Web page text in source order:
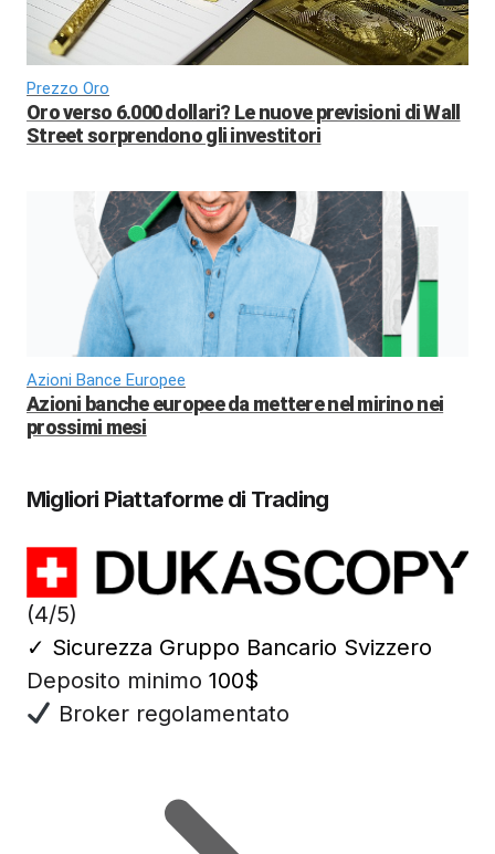
Prezzo Oro
Oro verso 6.000 dollari? Le nuove previsioni di Wall
Street sorprendono gli investitori
Azioni Bance Europee
Azioni banche europee da mettere nel mirino nei
prossimi mesi
Migliori Piattaforme di Trading
(4/5)
✓ Sicurezza Gruppo Bancario Svizzero
Deposito minimo 100$
Broker regolamentato